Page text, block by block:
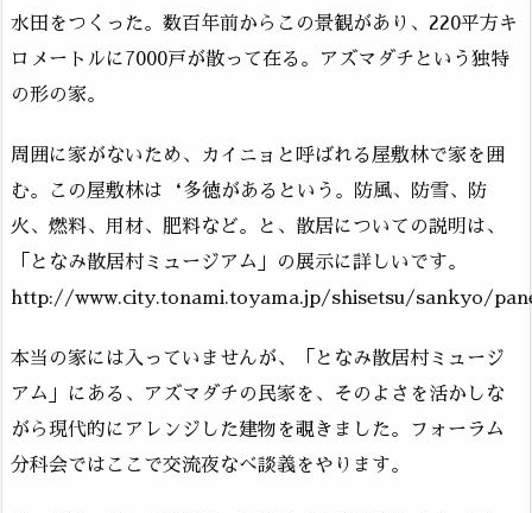
水田をつくった。数百年前からこの景観があり、220平方キ
ロメートルに7000戸が散って在る。アズマダチという独特
の形の家。
周囲に家がないため、カイニョと呼ばれる屋敷林で家を囲
む。この屋敷林は‘多徳があるという。防風、防雪、防
火、燃料、用材、肥料など。と、散居についての説明は、
「となみ散居村ミュージアム」の展示に詳しいです。
http://www.city.tonami.toyama.jp/shisetsu/sankyo/
本当の家には入っていませんが、「となみ散居村ミュージ
アム」にある、アズマダチの民家を、そのよさを活かしな
がら現代的にアレンジした建物を覗きました。フォーラム
分科会ではここで交流夜なべ談義をやります。